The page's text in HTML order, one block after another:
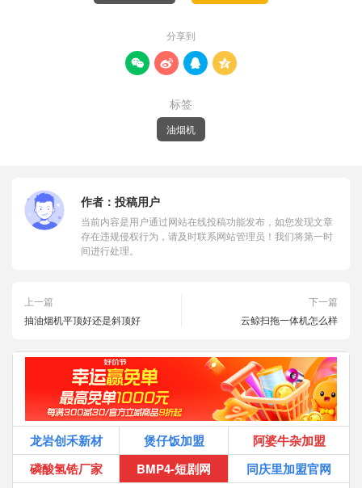
分享到
   
标签
油烟机
作者： 投稿用户
当前内容是用户通过网站在线投稿功能发布，如您发现文章
存在违规侵权行为，请及时联系网站管理员！我们将第一时
间进行处理。
上一篇
抽油烟机平顶好还是斜顶好
下一篇
云鲸扫拖一体机怎么样
龙岩创禾新材 煲仔饭加盟
阿婆牛杂加盟
磷酸氢锆厂家
BMP4-短剧网 同庆里加盟官网